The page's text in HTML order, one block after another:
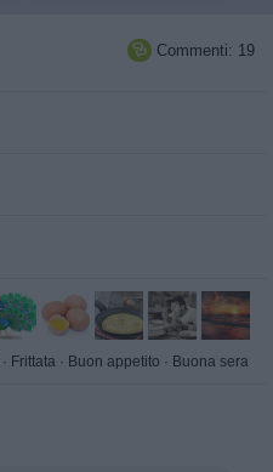
 Commenti: 19
· Frittata · Buon appetito · Buona sera